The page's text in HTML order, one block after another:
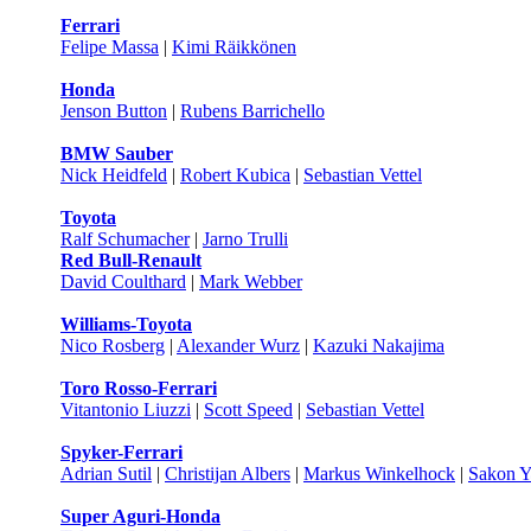
Ferrari
Felipe Massa | Kimi Räikkönen
Honda
Jenson Button | Rubens Barrichello
BMW Sauber
Nick Heidfeld | Robert Kubica | Sebastian Vettel
Toyota
Ralf Schumacher| Jarno Trulli
Red Bull-Renault
David Coulthard | Mark Webber
Williams-Toyota
Nico Rosberg | Alexander Wurz | Kazuki Nakajima
Toro Rosso-Ferrari
Vitantonio Liuzzi | Scott Speed | Sebastian Vettel
Spyker-Ferrari
Adrian Sutil | Christijan Albers | Markus Winkelhock | Sakon
Super Aguri-Honda